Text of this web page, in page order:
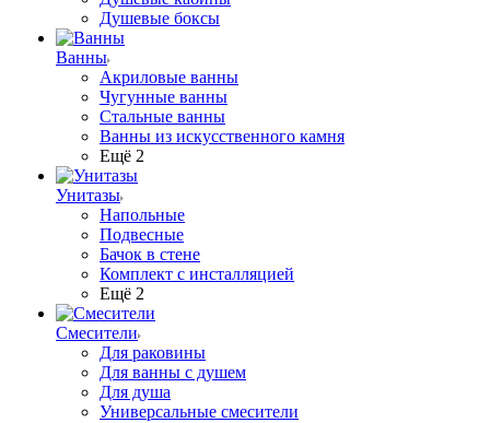
Душевые боксы
Ванны
Акриловые ванны
Чугунные ванны
Стальные ванны
Ванны из искусственного камня
Ещё 2
Унитазы
Напольные
Подвесные
Бачок в стене
Комплект с инсталляцией
Ещё 2
Смесители
Для раковины
Для ванны с душем
Для душа
Универсальные смесители